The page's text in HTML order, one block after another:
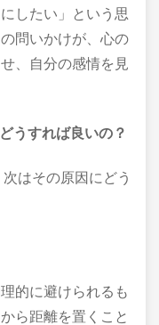
したい」という思
問いかけが、心の
、自分の感情を見
うすれば良いの？
はその原因にどう
的に避けられるも
ら距離を置くこと